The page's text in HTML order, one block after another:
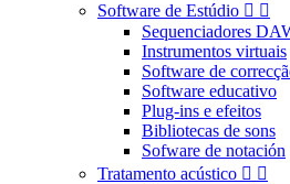
Software de Estúdio  
Sequenciadores
Instrumentos virtuais
Software de
Software educativo
Plug-ins e efeitos
Bibliotecas de sons
Sofware de notación
Tratamento acústico  